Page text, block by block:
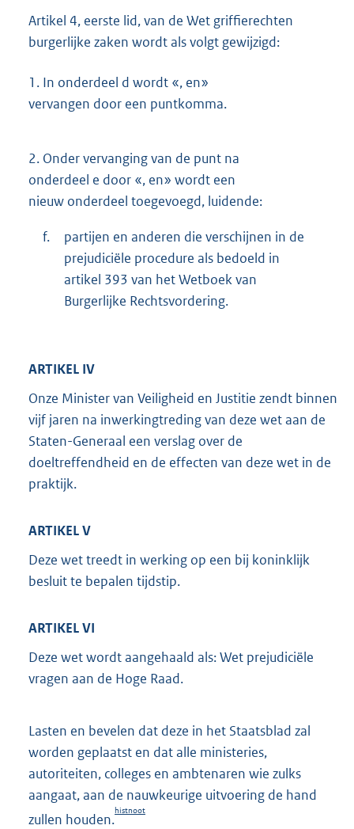
Artikel 4, eerste lid, van de Wet griffierechten
burgerlijke zaken wordt als volgt gewijzigd:
1. In onderdeel d wordt «, en»
vervangen door een puntkomma.
2. Onder vervanging van de punt na
onderdeel e door «, en» wordt een
nieuw onderdeel toegevoegd, luidende:
f.
partijen en anderen die verschijnen in de
prejudiciële procedure als bedoeld in
artikel 393 van het Wetboek van
Burgerlijke Rechtsvordering.
ARTIKEL IV
Onze Minister van Veiligheid en Justitie zendt binnen
vijf jaren na inwerkingtreding van deze wet aan de
Staten-Generaal een verslag over de
doeltreffendheid en de effecten van deze wet in de
praktijk.
ARTIKEL V
Deze wet treedt in werking op een bij koninklijk
besluit te bepalen tijdstip.
ARTIKEL VI
Deze wet wordt aangehaald als: Wet prejudiciële
vragen aan de Hoge Raad.
Lasten en bevelen dat deze in het Staatsblad zal
worden geplaatst en dat alle ministeries,
autoriteiten, colleges en ambtenaren wie zulks
aangaat, aan de nauwkeurige uitvoering de hand
zullen houden.
histnoot